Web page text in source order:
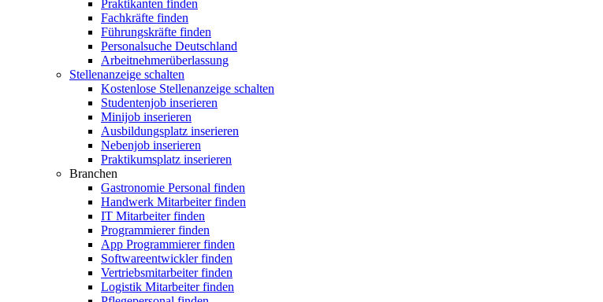
Praktikanten finden
Fachkräfte finden
Führungskräfte finden
Personalsuche Deutschland
Arbeitnehmerüberlassung
Stellenanzeige schalten
Kostenlose Stellenanzeige schalten
Studentenjob inserieren
Minijob inserieren
Ausbildungsplatz inserieren
Nebenjob inserieren
Praktikumsplatz inserieren
Branchen
Gastronomie Personal finden
Handwerk Mitarbeiter finden
IT Mitarbeiter finden
Programmierer finden
App Programmierer finden
Softwareentwickler finden
Vertriebsmitarbeiter finden
Logistik Mitarbeiter finden